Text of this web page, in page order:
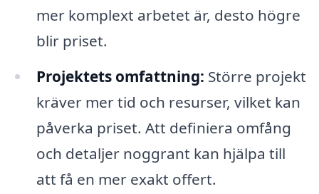
mer komplext arbetet är, desto högre
blir priset.
Projektets omfattning: Större projekt
kräver mer tid och resurser, vilket kan
påverka priset. Att definiera omfång
och detaljer noggrant kan hjälpa till
att få en mer exakt offert.